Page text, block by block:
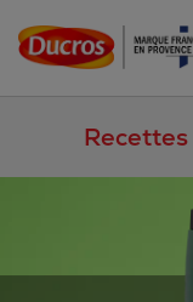
Recettes